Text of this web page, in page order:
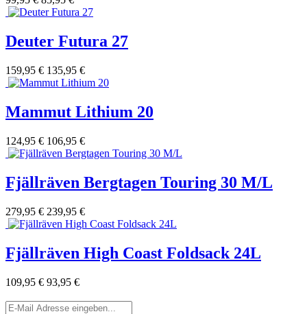
Deuter Futura 27
159,95 € 135,95 €
Mammut Lithium 20
124,95 € 106,95 €
Fjällräven Bergtagen Touring 30 M/L
279,95 € 239,95 €
Fjällräven High Coast Foldsack 24L
109,95 € 93,95 €